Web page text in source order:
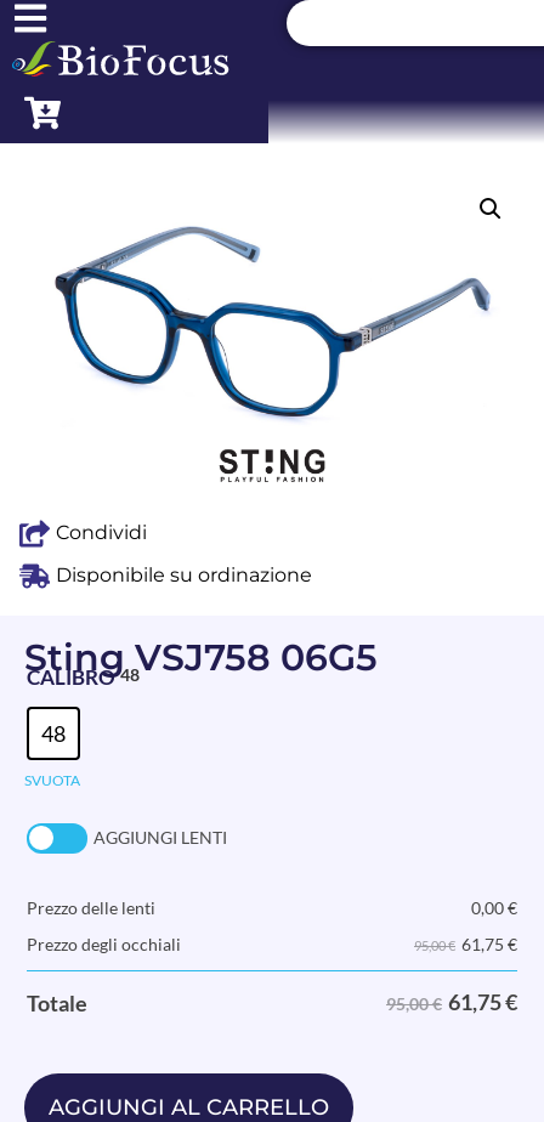
Condividi
Disponibile su ordinazione
Sting VSJ758 06G5
CALIBRO 48
48
SVUOTA
AGGIUNGI LENTI
Prezzo delle lenti 0,00€
Prezzo degli occhiali
95,00 € 61,75 €
Totale 95,00 € 61,75€
AGGIUNGI AL CARRELLO